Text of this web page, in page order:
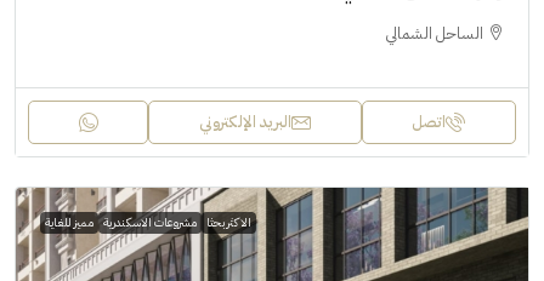
الساحل الشمالي
اتصل البريد الإلكتروني
الاكثر بحثا مشروعات الاسكندرية مميز للغاية